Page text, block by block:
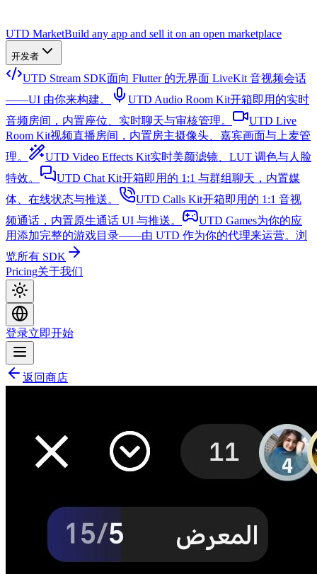
UTD MarketBuild any app and sell it on an open marketplace
开发者
UTD Stream SDK面向 Flutter 的无界面 LiveKit 音视频会话
——UI 由你来构建。
UTD Audio Room Kit开箱即用的实时
音频房间，内置座位、实时聊天与审核管理。
UTD Live
Room Kit视频直播房间，内置房主摄像头、嘉宾画面与上麦管
理。
UTD Video Effects Kit实时美颜滤镜、LUT 调色与人脸
特效。
UTD Chat Kit开箱即用的 1:1 与群组聊天，内置媒
体、在线状态与推送。
UTD Calls Kit开箱即用的 1:1 音视
频通话，内置原生通话 UI 与推送。
UTD Games为你的应
用添加完整的游戏目录——由 UTD 作为你的代理来运营。 浏
览所有 SDK
Pricing关于我们
登录立即开始
返回商店